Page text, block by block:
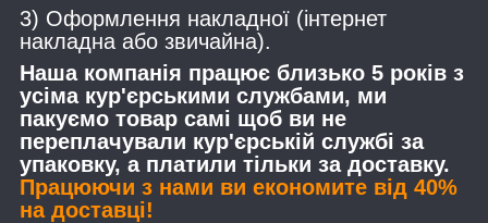
3) Оформлення накладної (інтернет
накладна або звичайна).
Наша компанія працює близько 5 років з
усіма кур'єрськими службами, ми
пакуємо товар самі щоб ви не
переплачували кур'єрській службі за
упаковку, а платили тільки за доставку.
Працюючи з нами ви економите від 40%
на доставці!